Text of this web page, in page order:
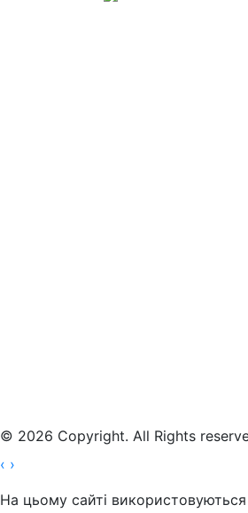
© 2026 Copyright. All Rights
‹ ›
На цьому сайті